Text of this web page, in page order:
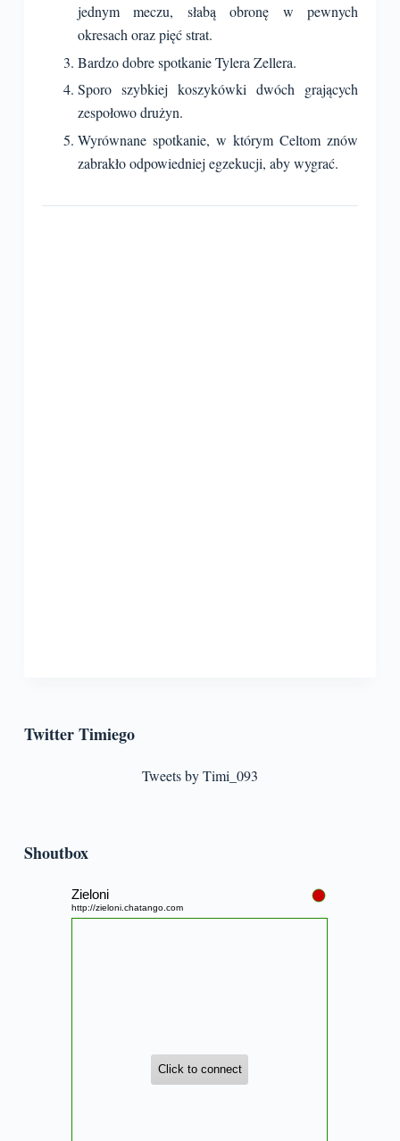
jednym meczu, słabą obronę w pewnych
okresach oraz pięć strat.
Bardzo dobre spotkanie Tylera Zellera.
Sporo szybkiej koszykówki dwóch grających
zespołowo drużyn.
Wyrównane spotkanie, w którym Celtom znów
zabrakło odpowiedniej egzekucji, aby wygrać.
Twitter Timiego
Tweets by Timi_093
Shoutbox